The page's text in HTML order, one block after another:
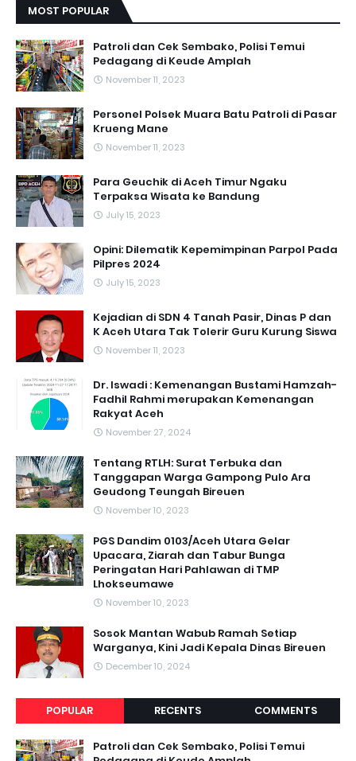
MOST POPULAR
Patroli dan Cek Sembako, Polisi Temui
Pedagang di Keude Amplah
November 11, 2023
Personel Polsek Muara Batu Patroli di Pasar
Krueng Mane
November 11, 2023
Para Geuchik di Aceh Timur Ngaku
Terpaksa Wisata ke Bandung
July 15, 2023
Opini: Dilematik Kepemimpinan Parpol Pada
Pilpres 2024
July 15, 2023
Kejadian di SDN 4 Tanah Pasir, Dinas P dan
K Aceh Utara Tak Tolerir Guru Kurung Siswa
November 11, 2023
Dr. Iswadi : Kemenangan Bustami Hamzah-
Fadhil Rahmi merupakan Kemenangan
Rakyat Aceh
November 27, 2024
Tentang RTLH: Surat Terbuka dan
Tanggapan Warga Gampong Pulo Ara
Geudong Teungah Bireuen
November 10, 2023
PGS Dandim 0103/Aceh Utara Gelar
Upacara, Ziarah dan Tabur Bunga
Peringatan Hari Pahlawan di TMP
Lhokseumawe
November 10, 2023
Sosok Mantan Wabub Ramah Setiap
Warganya, Kini Jadi Kepala Dinas Bireuen
December 10, 2024
POPULAR RECENTS COMMENTS
Patroli dan Cek Sembako, Polisi Temui